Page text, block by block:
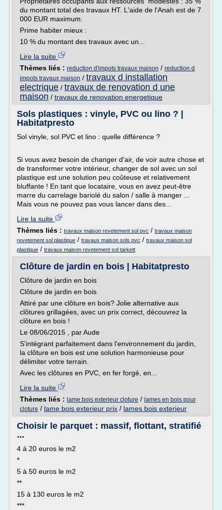
du montant total des travaux HT. L'aide de l'Anah est de 7
000 EUR maximum.
Prime habiter mieux :
10 % du montant des travaux avec un...
Lire la suite
Thèmes liés : reduction d'impots travaux maison / reduction d
impots travaux maison / travaux d installation
electrique / travaux de renovation d une
maison / travaux de renovation energetique
Sols plastiques : vinyle, PVC ou lino ? |
Habitatpresto
Sol vinyle, sol PVC et lino : quelle différence ?
Si vous avez besoin de changer d'air, de voir autre chose et
de transformer votre intérieur, changer de sol avec un sol
plastique est une solution peu coûteuse et relativement
bluffante ! En tant que locataire, vous en avez peut-être
marre du carrelage bariolé du salon / salle à manger ...
Mais vous ne pouvez pas vous lancer dans des...
Lire la suite
Thèmes liés : travaux maison revetement sol pvc / travaux maison
revetement sol plastique / travaux maison sols pvc / travaux maison sol
plastique / travaux maison revetement sol tarkett
Clôture de jardin en bois | Habitatpresto
Clôture de jardin en bois
Clôture de jardin en bois
Attiré par une clôture en bois? Jolie alternative aux
clôtures grillagées, avec un prix correct, découvrez la
clôture en bois !
Le 08/06/2015 , par Aude
S'intégrant parfaitement dans l'environnement du jardin,
la clôture en bois est une solution harmonieuse pour
délimiter votre terrain.
Avec les clôtures en PVC, en fer forgé, en...
Lire la suite
Thèmes liés : lame bois exterieur cloture / lames en bois pour
cloture / lame bois exterieur prix / lames bois exterieur
Choisir le parquet : massif, flottant, stratifié
...
4 à 20 euros le m2
*
5 à 50 euros le m2
**
15 à 130 euros le m2
***